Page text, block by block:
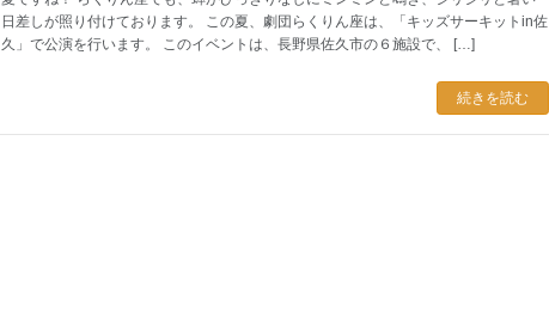
日差しが照り付けております。 この夏、劇団らくりん座は、「キッズサーキットin佐
久」で公演を行います。 このイベントは、長野県佐久市の６施設で、 […]
続きを読む